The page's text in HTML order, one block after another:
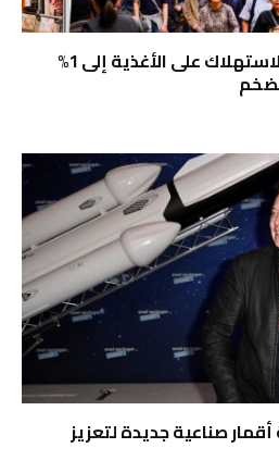
اليابان تقر خفض ضريبة الاستهلاك على الأغذية إلى 1%
صناعية جديدة لتعزيز